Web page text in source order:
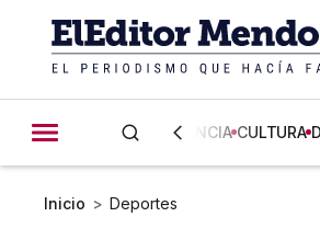
CIENCIA CULTURA
Inicio > Deportes